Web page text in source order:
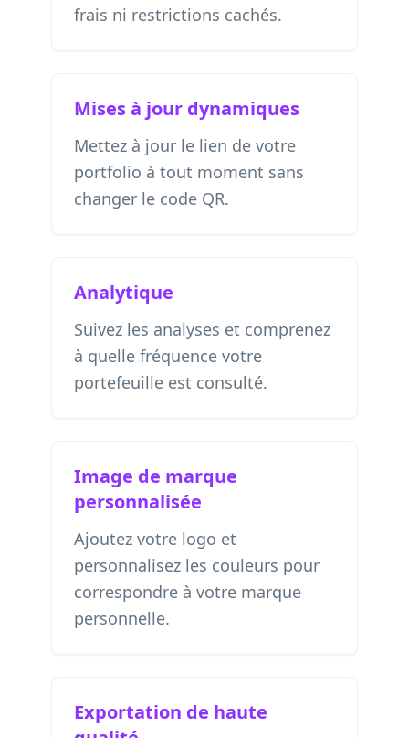
frais ni restrictions cachés.
Mises à jour dynamiques
Mettez à jour le lien de votre
portfolio à tout moment sans
changer le code QR.
Analytique
Suivez les analyses et comprenez
à quelle fréquence votre
portefeuille est consulté.
Image de marque
personnalisée
Ajoutez votre logo et
personnalisez les couleurs pour
correspondre à votre marque
personnelle.
Exportation de haute